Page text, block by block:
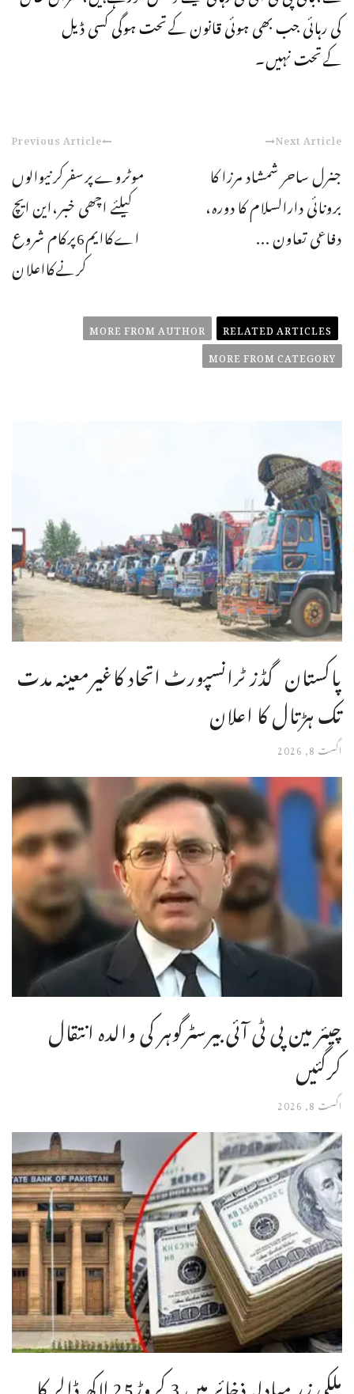
کی رہائی جب بھی ہوئی قانون کےتحت ہوگی کسی ڈیل
کےتحت نہیں۔
Previous Article
موٹروےپرسفرکرنیوالوں
کیلئے اچھی خبر،این ایچ
اےکاایم6پرکام شروع
کرنےکااعلان
Next Article
جنرل ساحر شمشاد مرزا کا
برونائی دارالسلام کا دورہ،
دفاعی تعاون ...
RELATED ARTICLES
MORE FROM AUTHOR
MORE FROM CATEGORY
پاکستان گڈز ٹرانسپورٹ اتحاد کاغیرمعینہ مدت
تک ہڑتال کا اعلان
اگست 8, 2026
چیئر مین پی ٹی آئی بیرسٹرگوہر کی والدہ انتقال
کرگئیں
اگست 8, 2026
ملکی زر مبادلہ ذخائر میں 3 کروڑ25 لاکھ ڈالر کا